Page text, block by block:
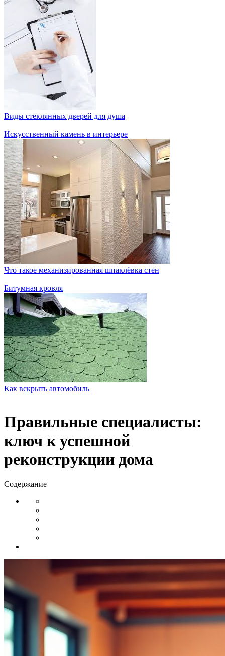
Виды стеклянных дверей для душа
Искусственный камень в интерьере
Что такое механизированная шпаклёвка стен
Битумная кровля
Как вскрыть автомобиль
Правильные специалисты:
ключ к успешной
реконструкции дома
Содержание